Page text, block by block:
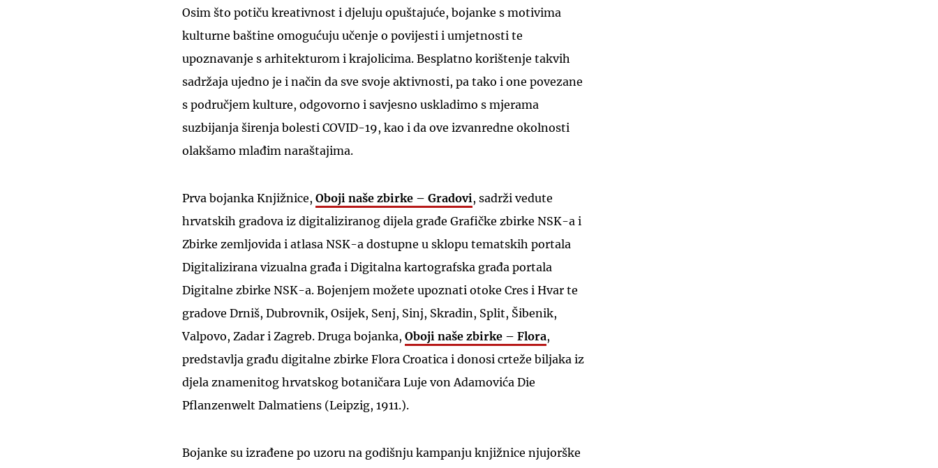
Osim što potiču kreativnost i djeluju opuštajuće, bojanke s motivima
kulturne baštine omogućuju učenje o povijesti i umjetnosti te
upoznavanje s arhitekturom i krajolicima. Besplatno korištenje takvih
sadržaja ujedno je i način da sve svoje aktivnosti, pa tako i one povezane
s područjem kulture, odgovorno i savjesno uskladimo s mjerama
suzbijanja širenja bolesti COVID-19, kao i da ove izvanredne okolnosti
olakšamo mlađim naraštajima.
Prva bojanka Knjižnice, Oboji naše zbirke – Gradovi, sadrži vedute
hrvatskih gradova iz digitaliziranog dijela građe Grafičke zbirke NSK-a i
Zbirke zemljovida i atlasa NSK-a dostupne u sklopu tematskih portala
Digitalizirana vizualna građa i Digitalna kartografska građa portala
Digitalne zbirke NSK-a. Bojenjem možete upoznati otoke Cres i Hvar te
gradove Drniš, Dubrovnik, Osijek, Senj, Sinj, Skradin, Split, Šibenik,
Valpovo, Zadar i Zagreb. Druga bojanka, Oboji naše zbirke – Flora,
predstavlja građu digitalne zbirke Flora Croatica i donosi crteže biljaka iz
djela znamenitog hrvatskog botaničara Luje von Adamovića Die
Pflanzenwelt Dalmatiens (Leipzig, 1911.).
Bojanke su izrađene po uzoru na godišnju kampanju knjižnice njujorške
UKLJUČITE NOTIFIKACIJE